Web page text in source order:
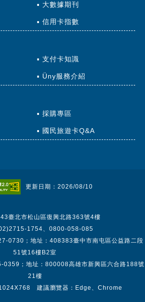
大數據期刊
信用卡指數
支付卡知識
Üny服務介紹
採購專區
國民旅遊卡Q&A
更新日期：2026/08/10
臺北市松山區復興北路363號4樓
1754、0800-058-085
0730；地址：408383臺中市南屯區公益路二段
51號16樓B2室
0359；地址：800008高雄市新興區六合路188號
21樓
建議瀏覽器：Edge、Chrome